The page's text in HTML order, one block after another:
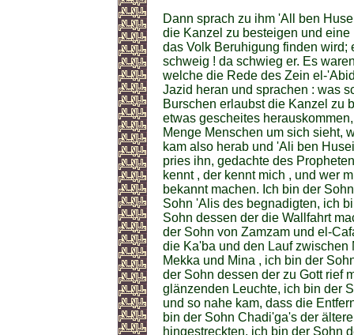
Dann sprach zu ihm 'All ben
die Kanzel zu besteigen und
das Volk Beruhigung finden wird;
schweig ! da schwieg er. Es
welche die Rede des Zein el-
Jazid heran und sprachen : was
Burschen erlaubst die Kanzel zu
etwas gescheites
Menge Menschen um sich sieht,
kam also herab und 'Ali ben
pries ihn, gedachte des
kennt , der kennt mich , und wer
bekannt machen. Ich bin der
Sohn 'Alis des begnadigten, ich
Sohn dessen der die Wallfahrt
der Sohn von Zamzam und el-
die Ka'ba und den Lauf zwischen
Mekka und Mina , ich bin der
der Sohn dessen der zu Gott rief
glänzenden Leuchte, ich bin der
und so nahe kam, dass die
bin der Sohn Chadi'ga's der
hingestreckten, ich bin der Sohn